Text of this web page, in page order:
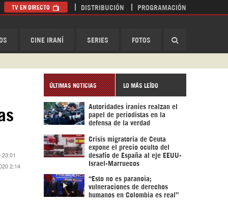
CINE IRANÍ SERIES FOTOS
TV EN DIRECTO DISTRIBUCIÓN PROGRAMACIÓN
2:14
ÚLTIMAS NOTICIAS LO MÁS LEÍDO
Autoridades iraníes realzan el
papel de periodistas en la
defensa de la verdad
Crisis migratoria de Ceuta
expone el precio oculto del
desafío de España al eje EEUU-
Israel-Marruecos
“Esto no es paranoia;
vulneraciones de derechos
humanos en Colombia es real”